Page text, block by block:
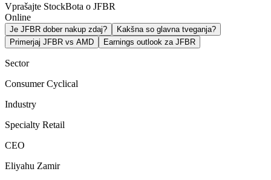
Vprašajte StockBota o JFBR
Online
Je JFBR dober nakup zdaj?
Kakšna so glavna tveganja?
Primerjaj JFBR vs AMD
Earnings outlook za JFBR
Sector
Consumer Cyclical
Industry
Specialty Retail
CEO
Eliyahu Zamir